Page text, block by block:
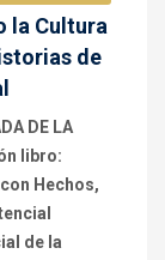
la Cultura
de
DE LA
libro:
Hechos,
de la